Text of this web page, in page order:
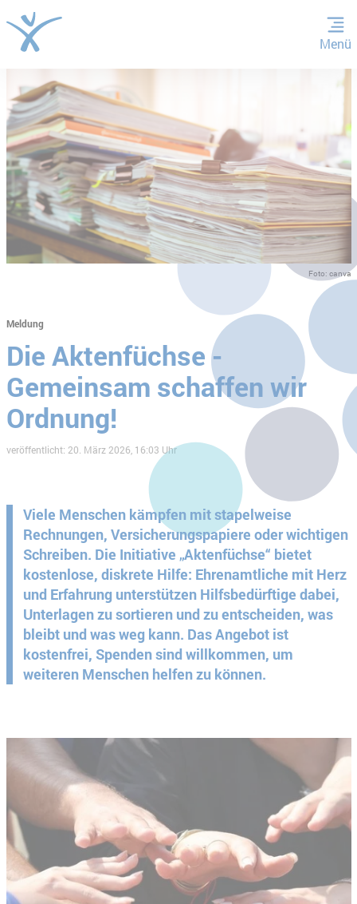
ZUM HAUPTINHALT SPRINGEN
ZUR SUCHE SPRINGEN
Menü
Foto: canva
Meldung
Die Aktenfüchse -
Gemeinsam schaffen wir
Ordnung!
veröffentlicht: 20. März 2026, 16:03 Uhr
Viele Menschen kämpfen mit stapelweise
Rechnungen, Versicherungspapiere oder wichtigen
Schreiben. Die Initiative „Aktenfüchse“ bietet
kostenlose, diskrete Hilfe: Ehrenamtliche mit Herz
und Erfahrung unterstützen Hilfsbedürftige dabei,
Unterlagen zu sortieren und zu entscheiden, was
bleibt und was weg kann. Das Angebot ist
kostenfrei, Spenden sind willkommen, um
weiteren Menschen helfen zu können.